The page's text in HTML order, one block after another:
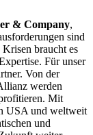
& Company,
sind
braucht es
Für unser
Von der
werden
Mit
USA und weltweit
und